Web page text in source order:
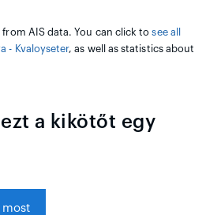
from AIS data. You can click tosee all
- Kvaloyseter, as well as statistics about
a kikötőt egy
most